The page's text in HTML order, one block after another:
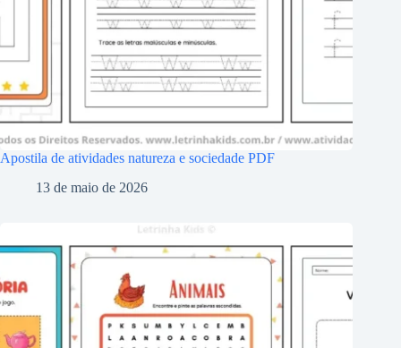
Apostila de atividades natureza e sociedade PDF
13 de maio de 2026